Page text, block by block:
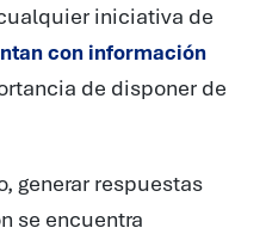
iniciativa de
con información
de disponer de
generar respuestas
se encuentra